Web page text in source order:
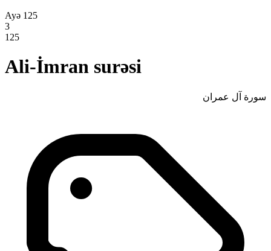
Ayə 125
3
125
Ali-İmran surəsi
سورة آل عمران